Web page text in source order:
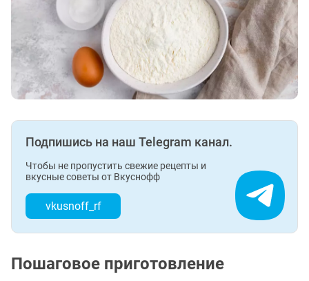
Подпишись на наш Telegram канал.
Чтобы не пропустить свежие рецепты и
вкусные советы от Вкуснофф
vkusnoff_rf
Пошаговое приготовление